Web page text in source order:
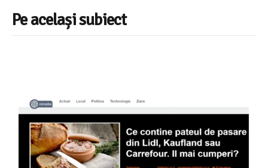
Pe același subiect